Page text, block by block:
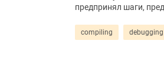
предпринял шаги,
compiling debugging